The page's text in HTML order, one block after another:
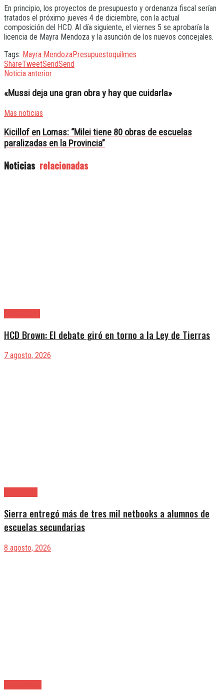
En principio, los proyectos de presupuesto y ordenanza fiscal serían
tratados el próximo jueves 4 de diciembre, con la actual
composición del HCD. Al día siguiente, el viernes 5 se aprobaría la
licencia de Mayra Mendoza y la asunción de los nuevos concejales.
Tags: Mayra MendozaPresupuestoquilmes
ShareTweetSendSend
Noticia anterior
«Mussi deja una gran obra y hay que cuidarla»
Mas noticias
Kicillof en Lomas: “Milei tiene 80 obras de escuelas
paralizadas en la Provincia”
Noticias relacionadas
HCD Brown: El debate giró en torno a la Ley de Tierras
7 agosto, 2026
Sierra entregó más de tres mil netbooks a alumnos de
escuelas secundarias
8 agosto, 2026